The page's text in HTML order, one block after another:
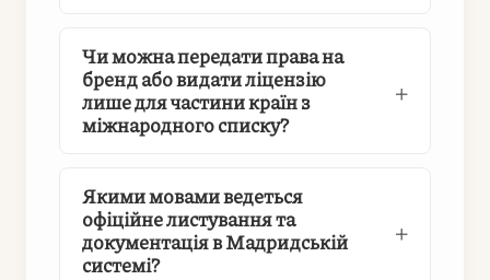
Чи можна передати права на
бренд або видати ліцензію
лише для частини країн з
міжнародного списку?
Якими мовами ведеться
офіційне листування та
документація в Мадридській
системі?